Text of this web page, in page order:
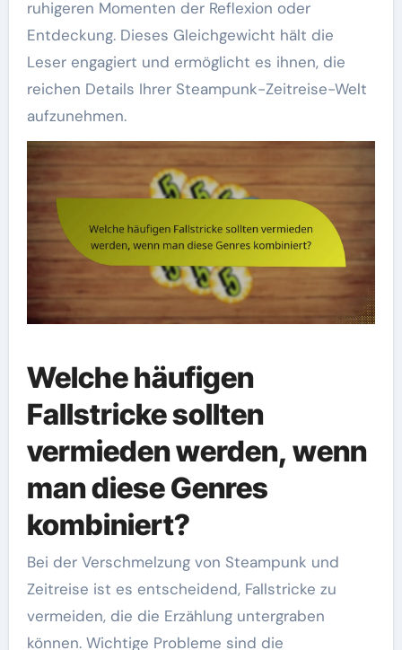
ruhigeren Momenten der Reflexion oder
Entdeckung. Dieses Gleichgewicht hält die
Leser engagiert und ermöglicht es ihnen, die
reichen Details Ihrer Steampunk-Zeitreise-Welt
aufzunehmen.
Welche häufigen
Fallstricke sollten
vermieden werden, wenn
man diese Genres
kombiniert?
Bei der Verschmelzung von Steampunk und
Zeitreise ist es entscheidend, Fallstricke zu
vermeiden, die die Erzählung untergraben
können. Wichtige Probleme sind die